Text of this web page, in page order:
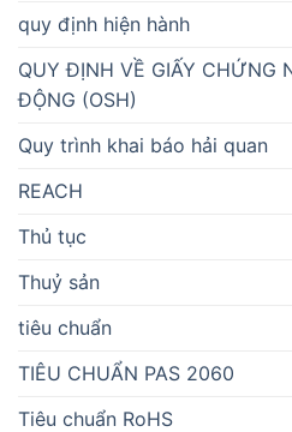
quy định hiện hành
QUY ĐỊNH VỀ GIẤY CHỨNG
ĐỘNG (OSH)
Quy trình khai báo hải quan
REACH
Thủ tục
Thuỷ sản
tiêu chuẩn
TIÊU CHUẨN PAS 2060
Tiêu chuẩn RoHS